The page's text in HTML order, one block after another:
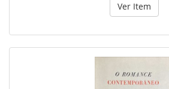
Ver Item